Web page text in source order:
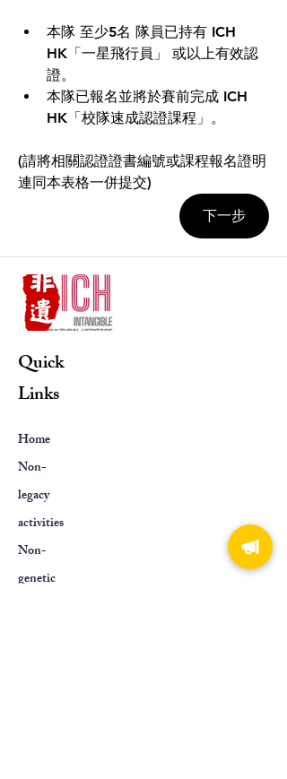
本隊 至少5名 隊員已持有 ICH
HK「一星飛行員」 或以上有效認
證。
本隊已報名並將於賽前完成 ICH
HK「校隊速成認證課程」。
(請將相關認證證書編號或課程報名證明
連同本表格一併提交)
下一步
Quick
Links
Home
Non-
legacy
activities
Non-
genetic